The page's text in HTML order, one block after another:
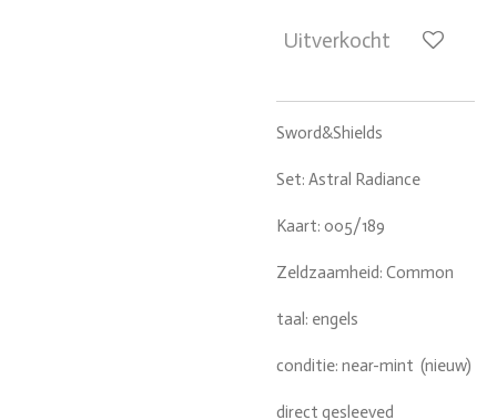
Uitverkocht
Sword&Shields
Set: Astral Radiance
Kaart: 005/189
Zeldzaamheid: Common
taal: engels
conditie: near-mint (nieuw)
direct gesleeved